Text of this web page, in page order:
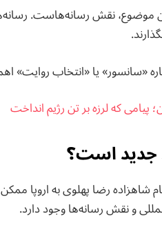
موضوع، نقش رسانه‌هاست.
«سانسور» یا «انتخاب روایت»
پیامی که لرزه بر تن رژیم انداخت
جدید است؟
شاهزاده رضا پهلوی به اروپا
و نقش رسانه‌ها وجود دارد.